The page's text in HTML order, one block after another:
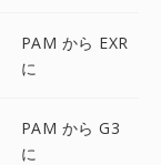
PAM から EXR
に
PAM から G3
に